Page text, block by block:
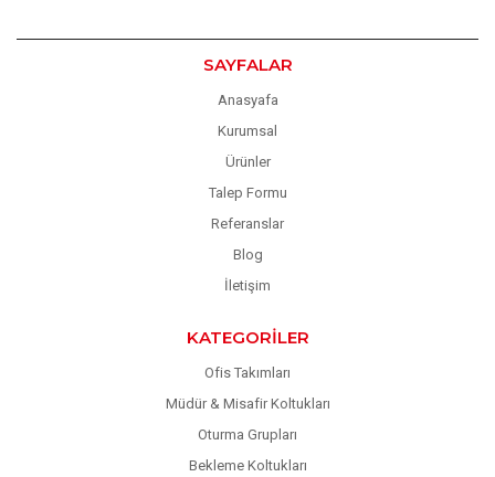
SAYFALAR
Anasyafa
Kurumsal
Ürünler
Talep Formu
Referanslar
Blog
İletişim
KATEGORILER
Ofis Takımları
Müdür & Misafir Koltukları
Oturma Grupları
Bekleme Koltukları